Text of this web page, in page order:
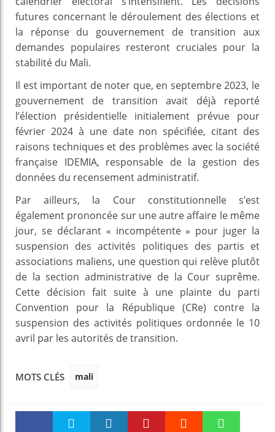
futures concernant le déroulement des élections et
la réponse du gouvernement de transition aux
demandes populaires resteront cruciales pour la
stabilité du Mali.
Il est important de noter que, en septembre 2023, le
gouvernement de transition avait déjà reporté
l’élection présidentielle initialement prévue pour
février 2024 à une date non spécifiée, citant des
raisons techniques et des problèmes avec la société
française IDEMIA, responsable de la gestion des
données du recensement administratif.
Par ailleurs, la Cour constitutionnelle s’est
également prononcée sur une autre affaire le même
jour, se déclarant « incompétente » pour juger la
suspension des activités politiques des partis et
associations maliens, une question qui relève plutôt
de la section administrative de la Cour suprême.
Cette décision fait suite à une plainte du parti
Convention pour la République (CRe) contre la
suspension des activités politiques ordonnée le 10
avril par les autorités de transition.
MOTS CLÉS mali